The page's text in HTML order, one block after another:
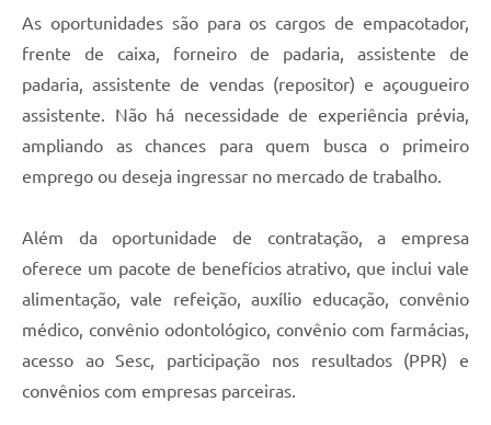
As oportunidades são para os cargos de empacotador,
frente de caixa, forneiro de padaria, assistente de
padaria, assistente de vendas (repositor) e açougueiro
assistente. Não há necessidade de experiência prévia,
ampliando as chances para quem busca o primeiro
emprego ou deseja ingressar no mercado de trabalho.
Além da oportunidade de contratação, a empresa
oferece um pacote de benefícios atrativo, que inclui vale
alimentação, vale refeição, auxílio educação, convênio
médico, convênio odontológico, convênio com farmácias,
acesso ao Sesc, participação nos resultados (PPR) e
convênios com empresas parceiras.